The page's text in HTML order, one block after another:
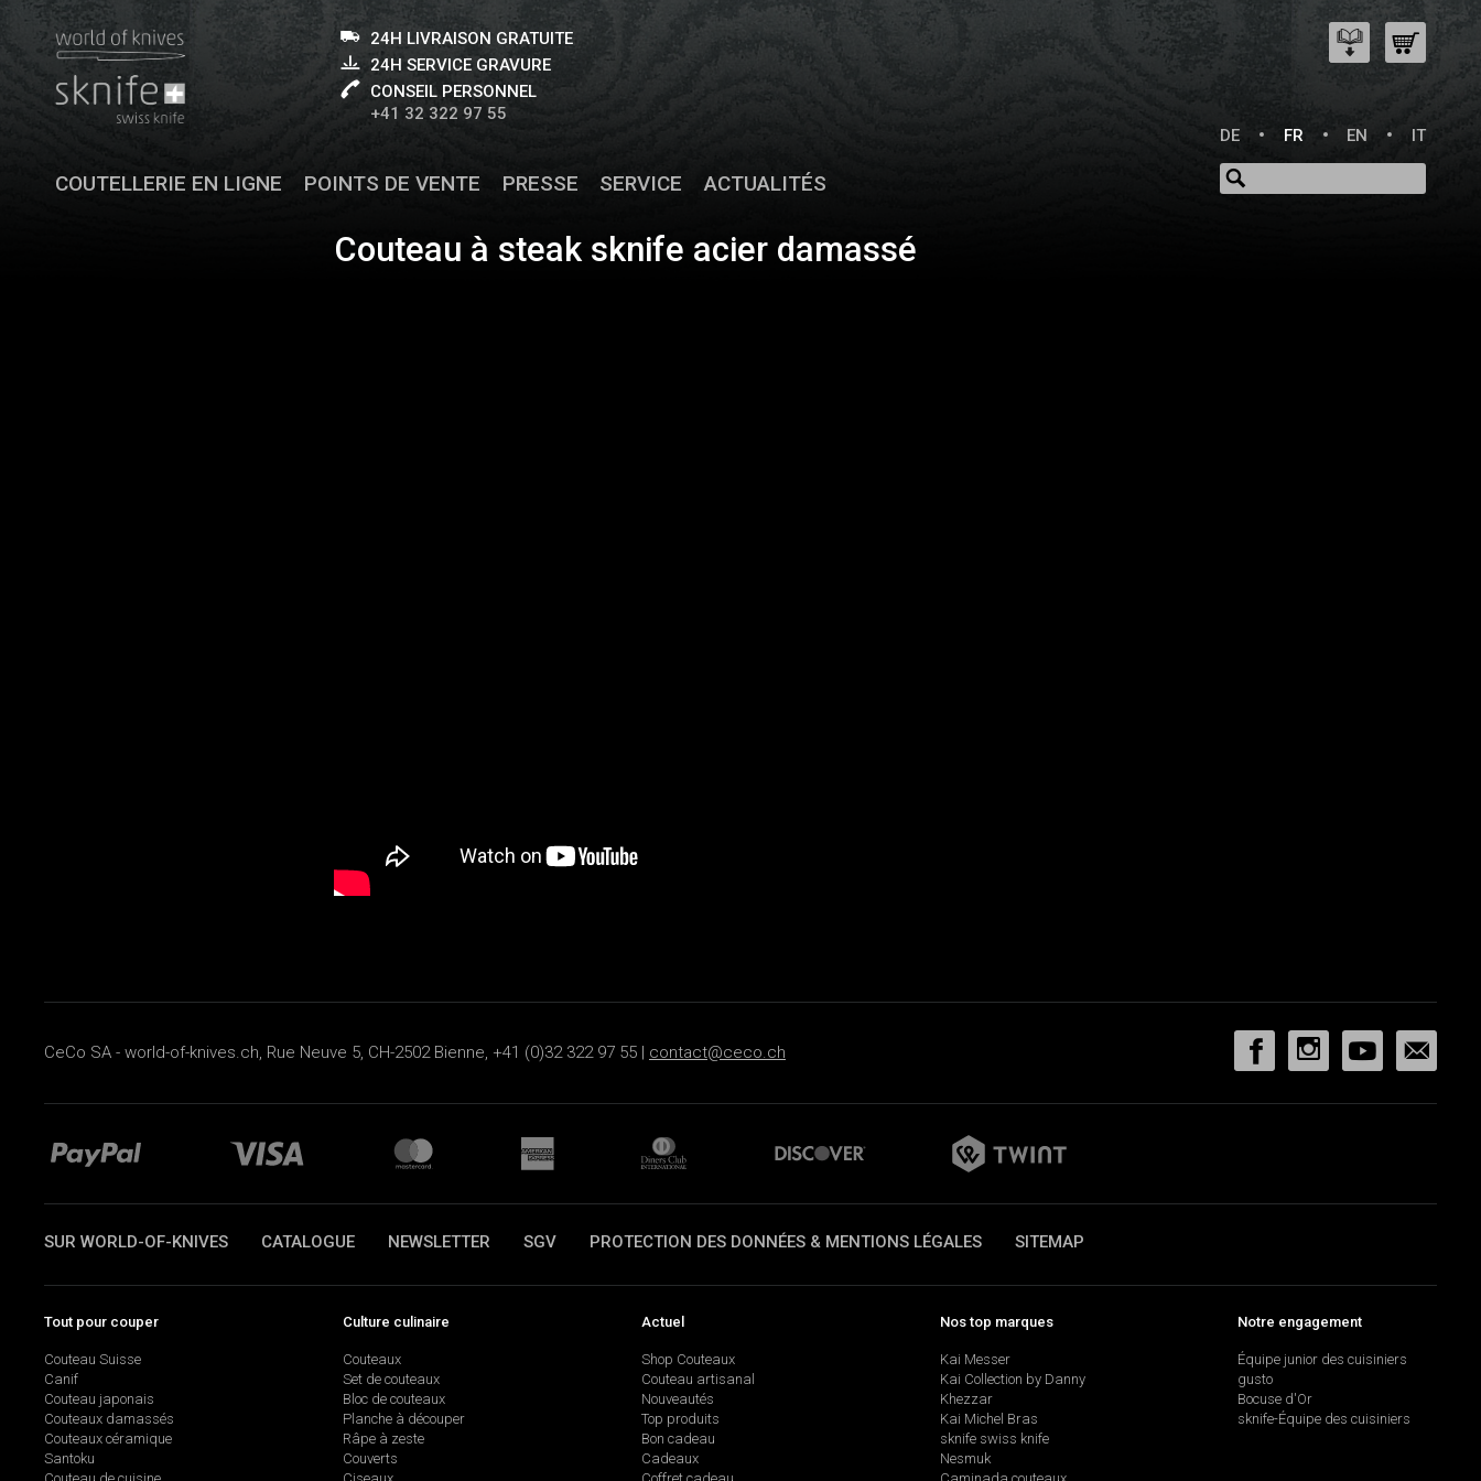
24H LIVRAISON GRATUITE
24H SERVICE GRAVURE
CONSEIL PERSONNEL
+41 32 322 97 55
DE
FR EN IT
COUTELLERIE EN LIGNE POINTS DE VENTE PRESSE SERVICE ACTUALITÉS
Couteau à steak sknife acier damassé
CeCo SA - world-of-knives.ch, Rue Neuve 5, CH-2502 Bienne, +41 (0)32 322 97 55 | contact@ceco.ch
SUR WORLD-OF-KNIVES CATALOGUE NEWSLETTER SGV PROTECTION DES DONNÉES & MENTIONS LÉGALES SITEMAP
Tout pour couper
Couteau Suisse
Canif
Couteau japonais
Couteaux damassés
Couteaux céramique
Santoku
Culture culinaire
Couteaux
Set de couteaux
Bloc de couteaux
Planche à découper
Râpe à zeste
Couverts
Actuel
Shop Couteaux
Couteau artisanal
Nouveautés
Top produits
Bon cadeau
Cadeaux
Nos top marques
Kai Messer
Kai Collection by Danny
Khezzar
Kai Michel Bras
sknife swiss knife
Nesmuk
Notre engagement
Équipe junior des cuisiniers
gusto
Bocuse d'Or
sknife-Équipe des cuisiniers